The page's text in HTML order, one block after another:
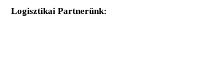
Logisztikai Partnerünk: